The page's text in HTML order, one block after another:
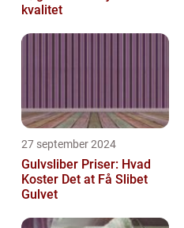
kvalitet
27 september 2024
Gulvsliber Priser: Hvad
Koster Det at Få Slibet
Gulvet